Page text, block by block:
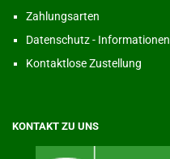
Zahlungsarten
Datenschutz - Informationen
Kontaktlose Zustellung
KONTAKT ZU UNS